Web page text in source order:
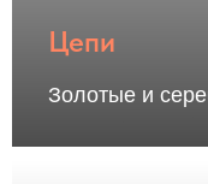
Цепи
Золотые и